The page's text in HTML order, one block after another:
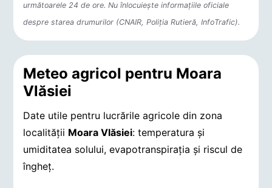
următoarele 24 de ore. Nu înlocuiește informațiile oficiale
despre starea drumurilor (CNAIR, Poliția Rutieră, InfoTrafic).
Meteo agricol pentru Moara
Vlăsiei
Date utile pentru lucrările agricole din zona
localității Moara Vlăsiei: temperatura și
umiditatea solului, evapotranspirația și riscul de
îngheț.